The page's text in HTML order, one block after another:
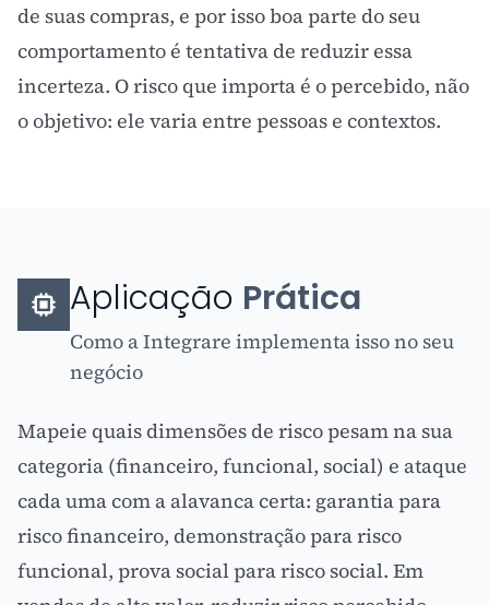
de suas compras, e por isso boa parte do seu
comportamento é tentativa de reduzir essa
incerteza. O risco que importa é o percebido, não
o objetivo: ele varia entre pessoas e contextos.
Aplicação Prática
Como a Integrare implementa isso no seu
negócio
Mapeie quais dimensões de risco pesam na sua
categoria (financeiro, funcional, social) e ataque
cada uma com a alavanca certa: garantia para
risco financeiro, demonstração para risco
funcional, prova socialpara risco social. Em